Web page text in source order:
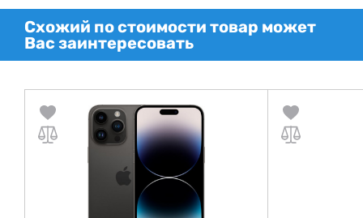
Схожий по стоимости товар может
Вас заинтересовать